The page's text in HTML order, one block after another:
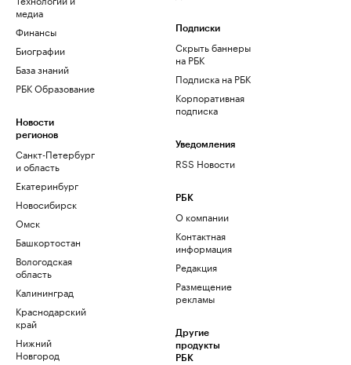
медиа
Финансы
Биографии
База знаний
РБК Образование
Новости
регионов
Санкт-Петербург
и область
Екатеринбург
Новосибирск
Омск
Башкортостан
Вологодская
область
Калининград
Краснодарский
край
Нижний
Новгород
Подписки
Скрыть баннеры
на РБК
Подписка на РБК
Корпоративная
подписка
Уведомления
RSS Новости
РБК
О компании
Контактная
информация
Редакция
Размещение
рекламы
Другие
продукты
РБК